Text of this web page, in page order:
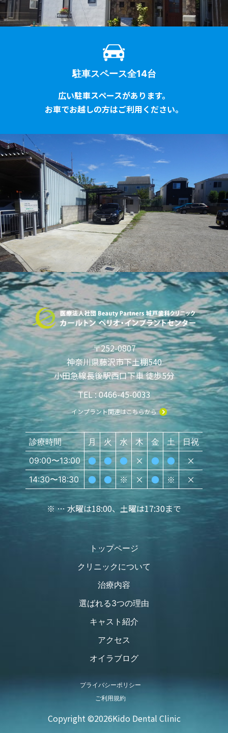
駐車スペース全14台
広い駐車スペースがあります。
お車でお越しの方はご利用ください。
〒252-0807
神奈川県藤沢市下土棚540
小田急線長後駅西口下車 徒歩5分
TEL : 0466-45-0033
インプラント関連はこちらから
診療時間 月 火 水 木 金 土
日祝
09:00〜13:00
● ● ● × ● ● ×
14:30〜18:30 ● ● ※ × ● ※ ×
※ … 水曜は18:00、土曜は17:30まで
トップページ
クリニックについて
治療内容
選ばれる3つの理由
キャスト紹介
アクセス
オイラブログ
プライバシーポリシー
ご利用規約
Copyright ©2026Kido Dental Clinic